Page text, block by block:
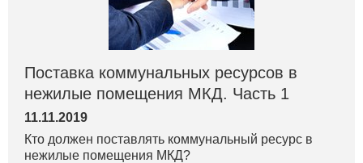
Поставка коммунальных ресурсов в
нежилые помещения МКД. Часть 1
11.11.2019
Кто должен поставлять коммунальный ресурс в
нежилые помещения МКД?